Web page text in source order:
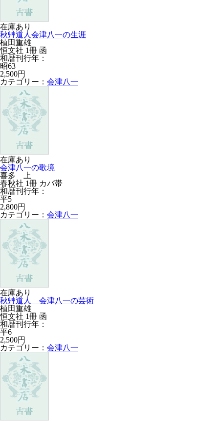
在庫あり
秋艸道人会津八一の生涯
植田重雄
恒文社 1冊 函
和暦刊行年：
昭63
2,500円
カテゴリー： 会津八一
在庫あり
会津八一の歌境
喜多 上
春秋社 1冊 カバ帯
和暦刊行年：
平5
2,800円
カテゴリー： 会津八一
在庫あり
秋艸道人 会津八一の芸術
植田重雄
恒文社 1冊 函
和暦刊行年：
平6
2,500円
カテゴリー： 会津八一